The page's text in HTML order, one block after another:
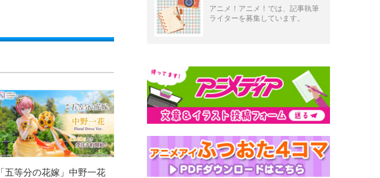
「五等分の花嫁」中野一花
アニメ！アニメ！では、記事執筆
ライターを募集しています。